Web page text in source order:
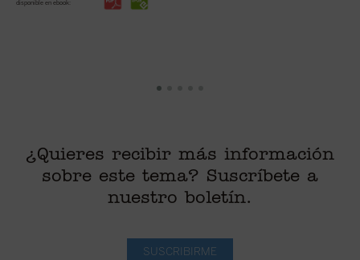
disponible en ebook:
¿Quieres recibir más información
sobre este tema? Suscríbete a
nuestro boletín.
SUSCRIBIRME